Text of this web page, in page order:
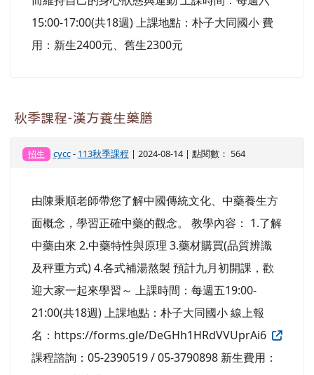
15:00-17:00(共18週) 上課地點：朴子大同國小 費
用：新生2400元、舊生2300元
秋季課程-漢方養生藥膳
招生 cycc- 113秋季課程 | 2024-08-14 | 點閱數： 564
由陳秉順老師帶您了解中國傳統文化、中藥養生方
面概念，學習正確中藥的觀念。 教學內容： 1.了解
中藥由來 2.中藥特性與原理 3.藥材購買(品質辨識
及秤重方式) 4.各式補湯熬製 預計九月初開課，歡
迎大家一起來學習～ 上課時間：每週五19:00-
21:00(共18週) 上課地點：朴子大同國小 線上報
名：https://forms.gle/DeGHh1HRdVVUprAi6
課程諮詢：05-2390519 / 05-3790898 新生費用：